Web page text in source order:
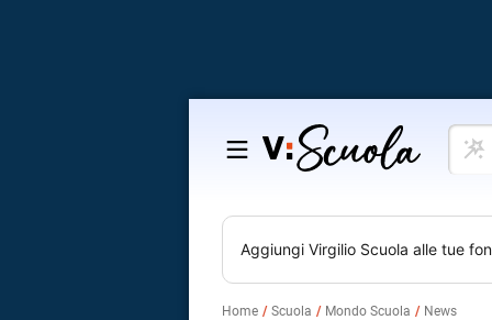
Salta
contenuto
Cosa
vuoi
Aggiungi Virgilio Scuola alle tue
Home Scuola Mondo Scuola News